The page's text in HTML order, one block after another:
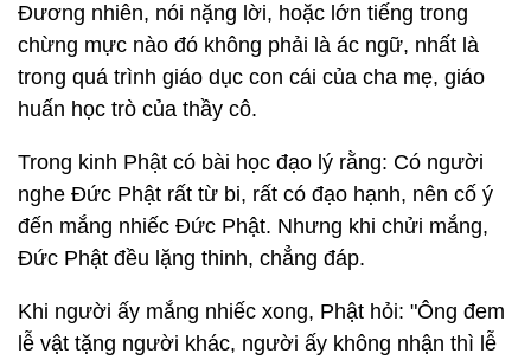
Đương nhiên, nói nặng lời, hoặc lớn tiếng trong
chừng mực nào đó không phải là ác ngữ, nhất là
trong quá trình giáo dục con cái của cha mẹ, giáo
huấn học trò của thầy cô.
Trong kinh Phật có bài học đạo lý rằng: Có người
nghe Đức Phật rất từ bi, rất có đạo hạnh, nên cố ý
đến mắng nhiếc Đức Phật. Nhưng khi chửi mắng,
Đức Phật đều lặng thinh, chẳng đáp.
Khi người ấy mắng nhiếc xong, Phật hỏi: "Ông đem
lễ vật tặng người khác, người ấy không nhận thì lễ